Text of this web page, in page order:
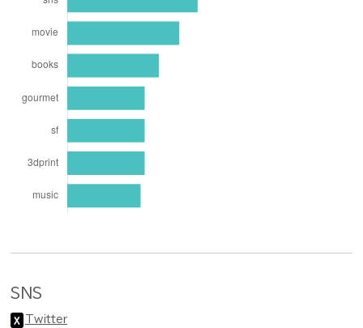
SNS
X Twitter